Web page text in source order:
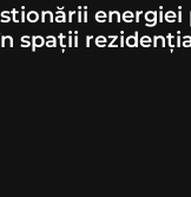
energiei
spații